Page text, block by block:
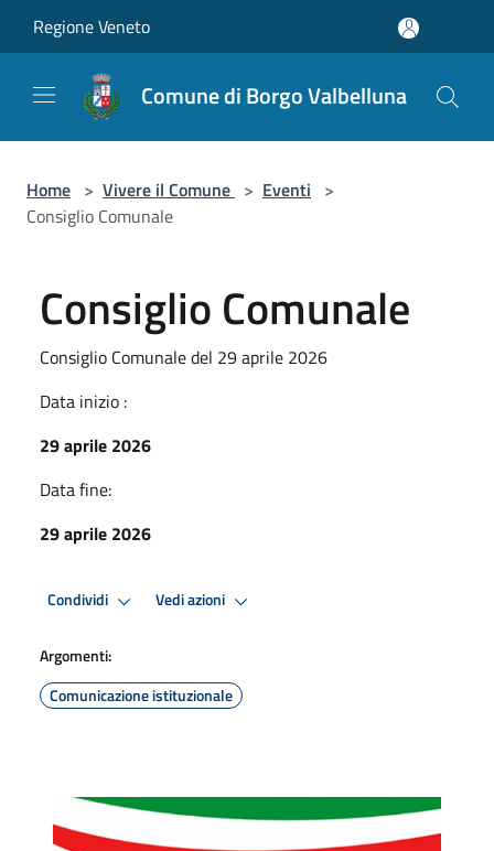
Regione Veneto
Comune di Borgo Valbelluna
Home > Vivere il Comune > Eventi >
Consiglio Comunale
Consiglio Comunale
Consiglio Comunale del 29 aprile 2026
Data inizio :
29 aprile 2026
Data fine:
29 aprile 2026
Condividi Vedi azioni
Argomenti:
Comunicazione istituzionale